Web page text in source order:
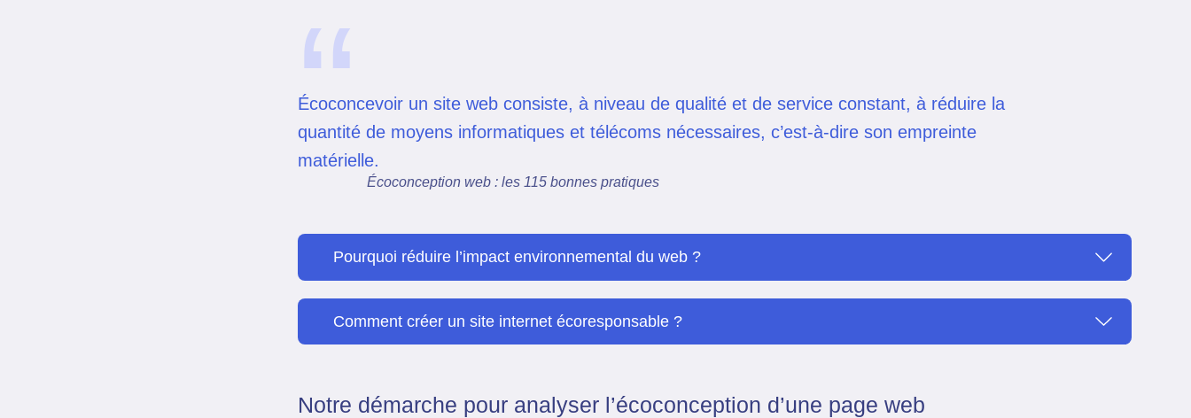
“
Écoconcevoir un site web consiste, à niveau de qualité et de service constant, à réduire la
quantité de moyens informatiques et télécoms nécessaires, c’est-à-dire son empreinte
matérielle.
Écoconception web : les 115 bonnes pratiques
Pourquoi réduire l’impact environnemental du web ?
Comment créer un site internet écoresponsable ?
Notre démarche pour analyser l’écoconception d’une page web